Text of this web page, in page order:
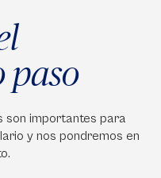
paso
son importantes para
y nos pondremos en